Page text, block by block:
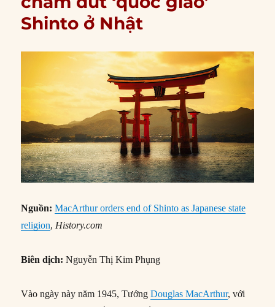
Shinto ở Nhật
Nguồn: MacArthur orders end of Shinto as Japanese state
religion, History.com
Biên dịch: Nguyễn Thị Kim Phụng
Vào ngày này năm 1945, TướngDouglas MacArthur, với